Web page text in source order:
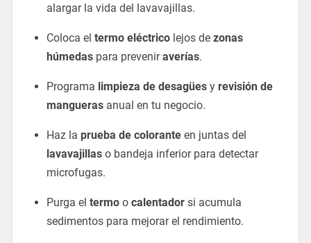
alargar la vida del lavavajillas.
Coloca el termo eléctricolejos de zonas
húmedaspara preveniraverías.
Programa limpieza de desagüesy revisión de
manguerasanual en tu negocio.
Haz la prueba de coloranteen juntas del
lavavajillaso bandeja inferior para detectar
microfugas.
Purga el termoo calentadorsi acumula
sedimentos para mejorar el rendimiento.